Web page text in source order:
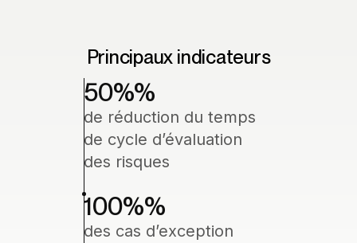
Principaux indicateurs
50%%
de réduction du temps
de cycle d’évaluation
des risques
100%%
des cas d’exception